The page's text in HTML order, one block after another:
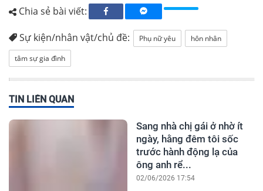
Chia sẻ bài viết:
Sự kiện/nhân vật/chủ đề: Phụ nữ yêu
hôn nhân
tâm sự gia đình
TIN LIÊN QUAN
Sang nhà chị gái ở nhờ ít
ngày, hằng đêm tôi sốc
trước hành động lạ của
ông anh rể...
02/06/2026 17:54